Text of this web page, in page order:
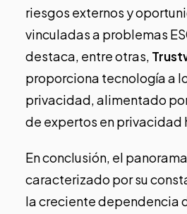
riesgos externos y
vinculadas a problemas
destaca, entre otras,
proporciona tecnología a
privacidad, alimentado
de expertos en privacidad
En conclusión, el
caracterizado por su
la creciente dependencia